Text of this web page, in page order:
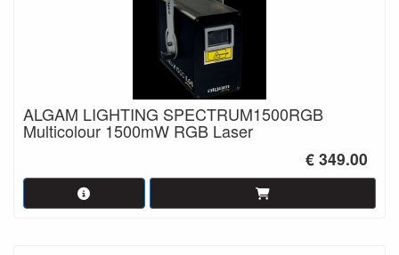
ALGAM LIGHTING SPECTRUM1500RGB
Multicolour 1500mW RGB Laser
€ 349.00